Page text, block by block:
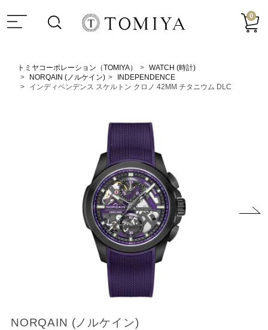
0
トミヤコーポレーション（TOMIYA）
WATCH (時計)
NORQAIN (ノルケイン)
INDEPENDENCE
インディペンデンス スケルトン クロノ 42MM チタニウム DLC
NORQAIN (ノルケイン)